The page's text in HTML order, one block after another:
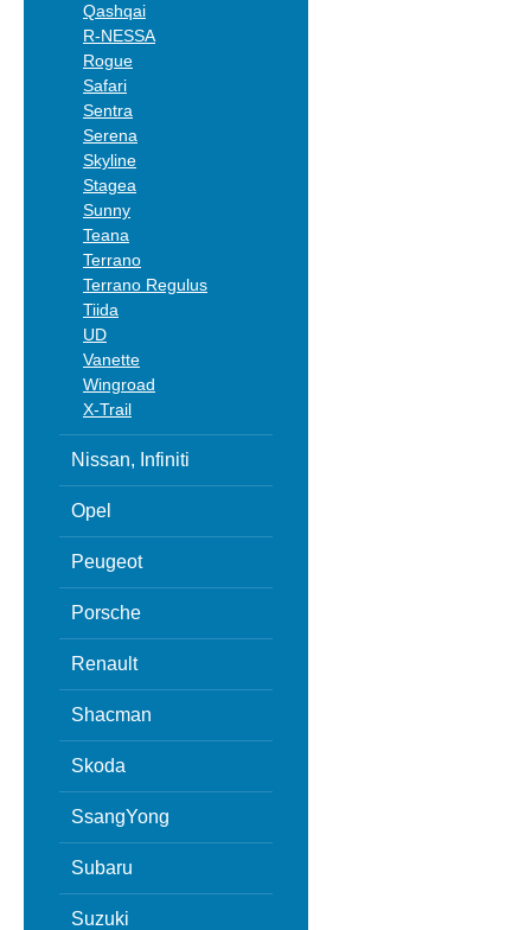
Qashqai
R-NESSA
Rogue
Safari
Sentra
Serena
Skyline
Stagea
Sunny
Teana
Terrano
Terrano Regulus
Tiida
UD
Vanette
Wingroad
X-Trail
Nissan, Infiniti
Opel
Peugeot
Porsche
Renault
Shacman
Skoda
SsangYong
Subaru
Suzuki